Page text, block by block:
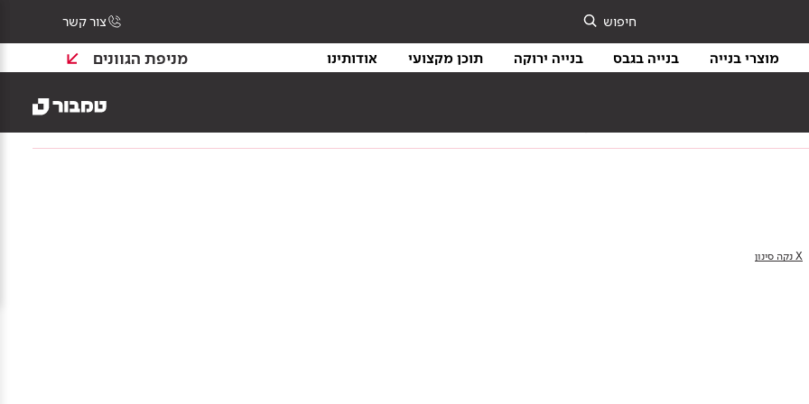
חיפוש צור קשר
מוצרי בנייה בנייה בגבס בנייה ירוקה תוכן מקצועי אודותינו מניפת הגוונים
X נקה סינון